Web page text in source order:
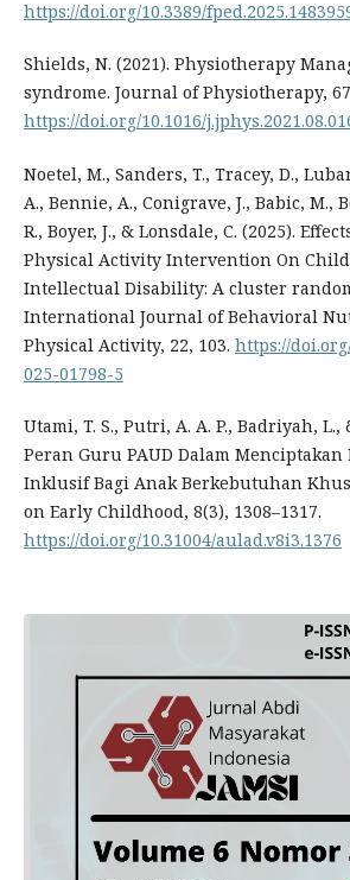
https://doi.org/10.3389/
Shields, N. (2021). Physiotherapy
syndrome. Journal of Physiotherapy,
https://doi.org/10.1016/
Noetel, M., Sanders, T., Tracey, D.,
A., Bennie, A., Conigrave, J., Babic, M.,
R., Boyer, J., & Lonsdale, C. (2025).
Physical Activity Intervention On
Intellectual Disability: A cluster
International Journal of Behavioral
Physical Activity, 22, 103. https://
025-01798-5
Utami, T. S., Putri, A. A. P., Badriyah, L.,
Peran Guru PAUD Dalam
Inklusif Bagi Anak Berkebutuhan
on Early Childhood, 8(3), 1308–1317.
https://doi.org/10.31004/aulad.v8i3.1376